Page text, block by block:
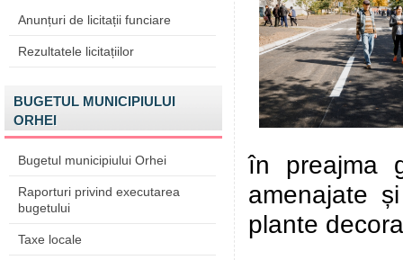
Anunțuri de licitații funciare
Rezultatele licitațiilor
BUGETUL MUNICIPIULUI
ORHEI
Bugetul municipiului Orhei
Raporturi privind executarea
bugetului
Taxe locale
în preajma
amenajate
plante